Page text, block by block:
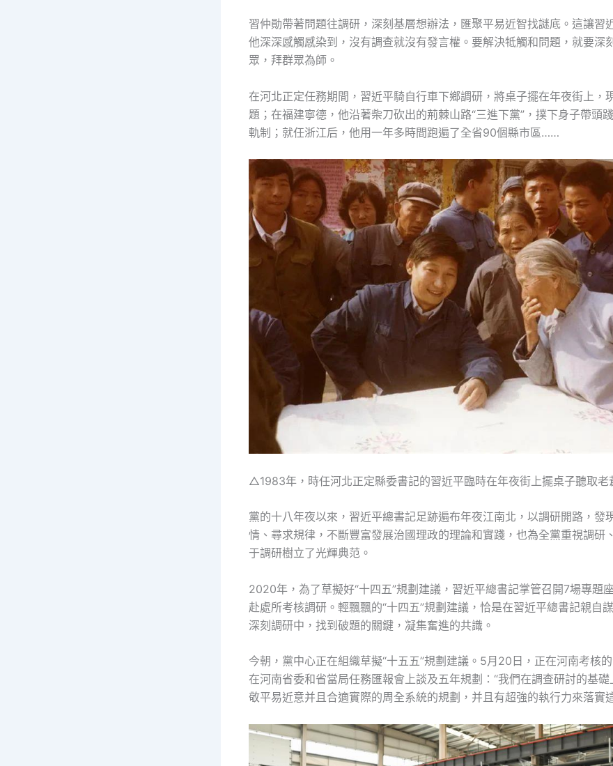
習仲勛帶著問題往調研，深刻基層想辦法，匯聚平易近智找謎底。這讓習
他深深感觸感染到，沒有調查就沒有發言權。要解決牴觸和問題，就要深
眾，拜群眾為師。
在河北正定任務期間，習近平騎自行車下鄉調研，將桌子擺在年夜街上，
題；在福建寧德，他沿著柴刀砍出的荊棘山路“三進下黨”，撲下身子帶頭
軌制；就任浙江后，他用一年多時間跑遍了全省90個縣市區……
△1983年，時任河北正定縣委書記的習近平臨時在年夜街上擺桌子聽取老
黨的十八年夜以來，習近平總書記足跡遍布年夜江南北，以調研開路，發
情、尋求規律，不斷豐富發展治國理政的理論和實踐，也為全黨重視調研
于調研樹立了光輝典范。
2020年，為了草擬好“十四五”規劃建議，習近平總書記掌管召開7場專題
赴處所考核調研。輕飄飄的“十四五”規劃建議，恰是在習近平總書記親自
深刻調研中，找到破題的關鍵，凝集奮進的共識。
今朝，黨中心正在組織草擬“十五五”規劃建議。5月20日，正在河南考核
在河南省委和省當局任務匯報會上談及五年規劃：“我們在調查研討的基
敬平易近意并且合適實際的周全系統的規劃，并且有超強的執行力來落實